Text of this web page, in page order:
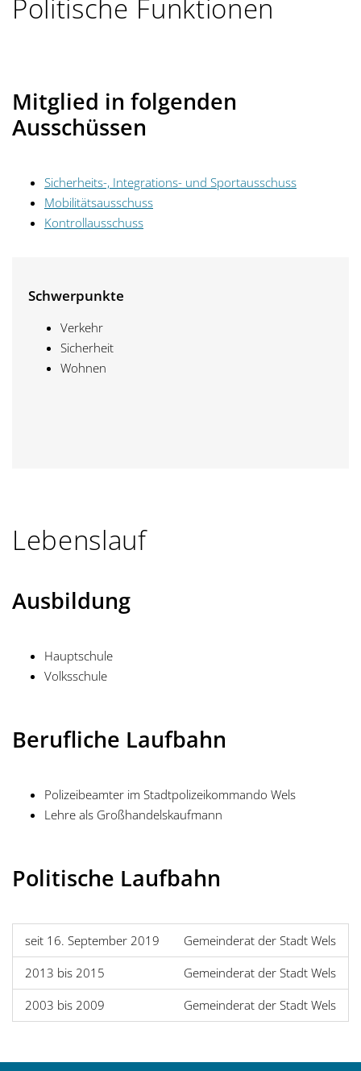
Politische Funktionen
Mitglied in folgenden
Ausschüssen
Sicherheits-, Integrations- und Sportausschuss
Mobilitätsausschuss
Kontrollausschuss
Schwerpunkte
Verkehr
Sicherheit
Wohnen
Lebenslauf
Ausbildung
Hauptschule
Volksschule
Berufliche Laufbahn
Polizeibeamter im Stadtpolizeikommando Wels
Lehre als Großhandelskaufmann
Politische Laufbahn
seit 16. September 2019
Gemeinderat der Stadt Wels
2013 bis 2015
Gemeinderat der Stadt Wels
2003 bis 2009
Gemeinderat der Stadt Wels